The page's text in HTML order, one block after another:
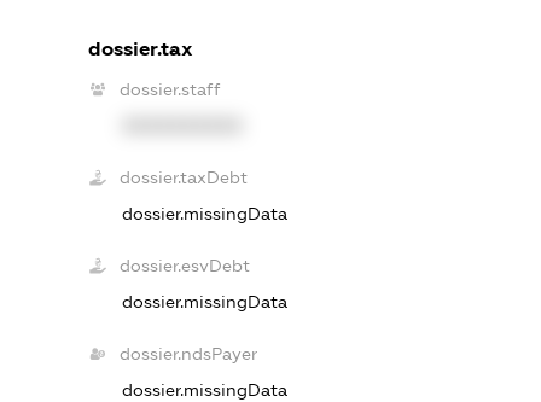
dossier.tax
dossier.staff
dossier.taxDebt
dossier.missingData
dossier.esvDebt
dossier.missingData
dossier.ndsPayer
dossier.missingData